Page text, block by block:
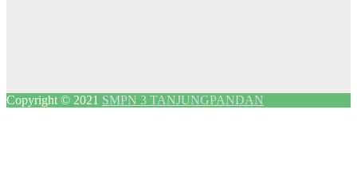
Copyright © 2021 SMPN 3 TANJUNGPANDAN